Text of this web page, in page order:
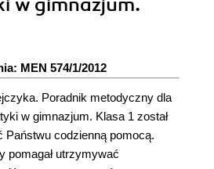
w gimnazjum.
MEN 574/1/2012
Poradnik metodyczny dla
w gimnazjum. Klasa 1 został
Państwu codzienną pomocą.
pomagał utrzymywać